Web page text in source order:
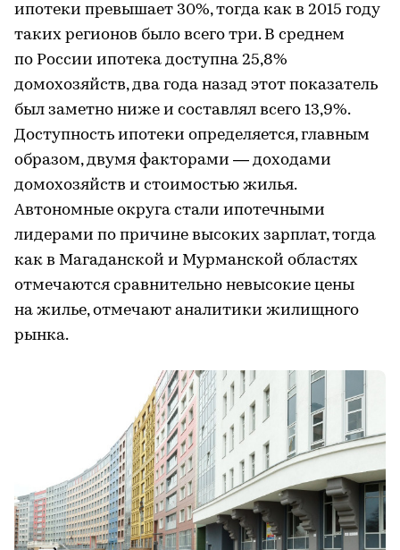
ипотеки превышает 30%, тогда как в 2015 году
таких регионов было всего три. В среднем
по России ипотека доступна 25,8%
домохозяйств, два года назад этот показатель
был заметно ниже и составлял всего 13,9%.
Доступность ипотеки определяется, главным
образом, двумя факторами — доходами
домохозяйств и стоимостью жилья.
Автономные округа стали ипотечными
лидерами по причине высоких зарплат, тогда
как в Магаданской и Мурманской областях
отмечаются сравнительно невысокие цены
на жилье, отмечают аналитики жилищного
рынка.